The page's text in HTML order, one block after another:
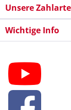
Unsere
Wichtige Info